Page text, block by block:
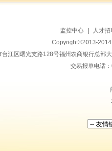
监控中心
人才招
Copyright©2013-
台江区曙光支路128号福州农商银行总
交易报单电话